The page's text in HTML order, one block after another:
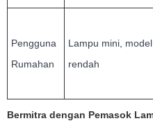
Pengguna
Rumahan
Lampu mini,
rendah
Bermitra dengan Pemasok